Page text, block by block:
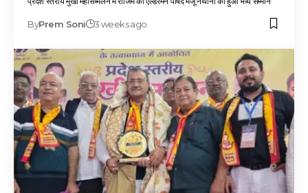
ByPrem Soni 3 weeks ago